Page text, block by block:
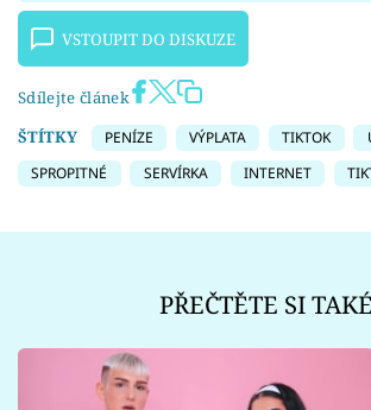
VSTOUPIT DO DISKUZE
Sdílejte článek
ŠTÍTKY
PENÍZE VÝPLATA TIKTOK
SPROPITNÉ
SERVÍRKA INTERNET
PŘEČTĚTE SI TAKÉ